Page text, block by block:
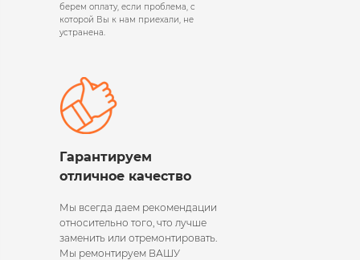
берем оплату, если проблема, с
которой Вы к нам приехали, не
устранена.
Гарантируем
отличное качество
Мы всегда даем рекомендации
относительно того, что лучше
заменить или отремонтировать.
Мы ремонтируем ВАШУ